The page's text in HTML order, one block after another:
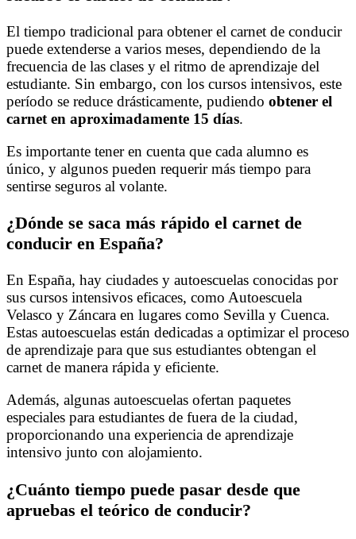
El tiempo tradicional para obtener el carnet de conducir
puede extenderse a varios meses, dependiendo de la
frecuencia de las clases y el ritmo de aprendizaje del
estudiante. Sin embargo, con los cursos intensivos, este
período se reduce drásticamente, pudiendo obtener el
carnet en aproximadamente 15 días.
Es importante tener en cuenta que cada alumno es
único, y algunos pueden requerir más tiempo para
sentirse seguros al volante.
¿Dónde se saca más rápido el carnet de
conducir en España?
En España, hay ciudades y autoescuelas conocidas por
sus cursos intensivos eficaces, como Autoescuela
Velasco y Záncara en lugares como Sevilla y Cuenca.
Estas autoescuelas están dedicadas a optimizar el proceso
de aprendizaje para que sus estudiantes obtengan el
carnet de manera rápida y eficiente.
Además, algunas autoescuelas ofertan paquetes
especiales para estudiantes de fuera de la ciudad,
proporcionando una experiencia de aprendizaje
intensivo junto con alojamiento.
¿Cuánto tiempo puede pasar desde que
apruebas el teórico de conducir?